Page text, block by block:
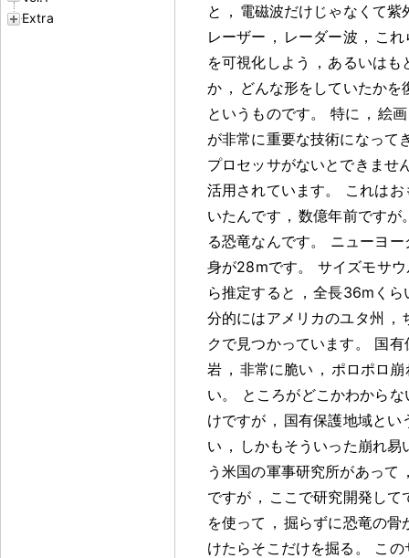
Extra
と ， 電磁波だけじゃなくて紫
レーザー ， レーダー波 ， こ
を可視化しよう
， あるいはも
か ， どんな形をしていたかを
というものです。 特に ， 絵
が非常に重要な技術になって
プロセッサがないとできませ
活用されています。
これは
いたんです ， 数億年前ですが
る恐竜なんです。
ニューヨ
身が28mです。
サイズモサ
ら推定すると ， 全長36mくら
分的にはアメリカのユタ州 ，
クで見つかっています 。
国有
岩 ， 非常に脆い ， ポロポロ
い。
ところがどこかわからな
けですが ， 国有保護地域とい
い ， しかもそういった崩れ易
う米国の軍事研究所があって
ですが ， ここで研究開発して
を使って ， 掘らずに恐竜の骨
けたらそこだけを掘る 。
この